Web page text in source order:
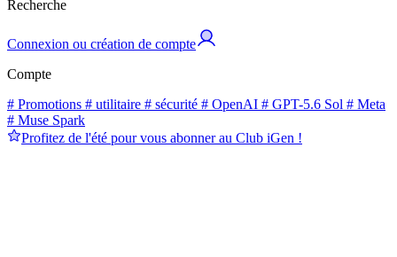
Recherche
Connexion ou création de compte
Compte
# Promotions # utilitaire # sécurité # OpenAI # GPT-5.6 Sol # Meta
# Muse Spark
Profitez de l'été pour vous abonner au Club iGen !